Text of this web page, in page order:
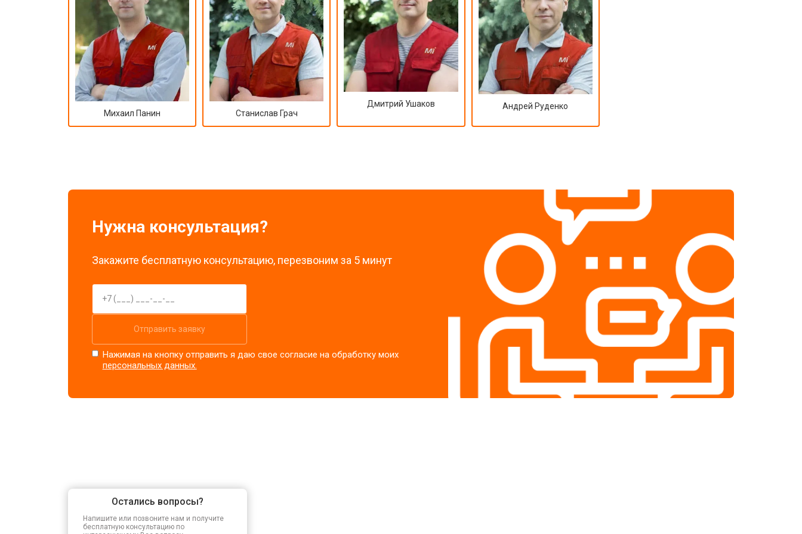
Михаил Панин Станислав Грач
Дмитрий Ушаков Андрей Руденко
Нужна консультация?
Закажите бесплатную консультацию, перезвоним за 5 минут
Отправить заявку
Нажимая на кнопку отправить я даю свое согласие на обработку моих
персональных данных.
Остались вопросы?
Напишите или позвоните нам и получите
бесплатную консультацию по